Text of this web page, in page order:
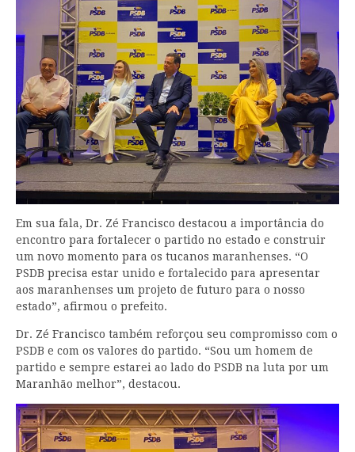
Em sua fala, Dr. Zé Francisco destacou a importância do
encontro para fortalecer o partido no estado e construir
um novo momento para os tucanos maranhenses. “O
PSDB precisa estar unido e fortalecido para apresentar
aos maranhenses um projeto de futuro para o nosso
estado”, afirmou o prefeito.
Dr. Zé Francisco também reforçou seu compromisso com o
PSDB e com os valores do partido. “Sou um homem de
partido e sempre estarei ao lado do PSDB na luta por um
Maranhão melhor”, destacou.